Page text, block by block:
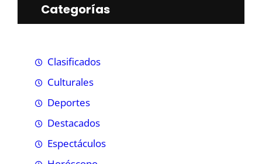
Categorías
Clasificados
Culturales
Deportes
Destacados
Espectáculos